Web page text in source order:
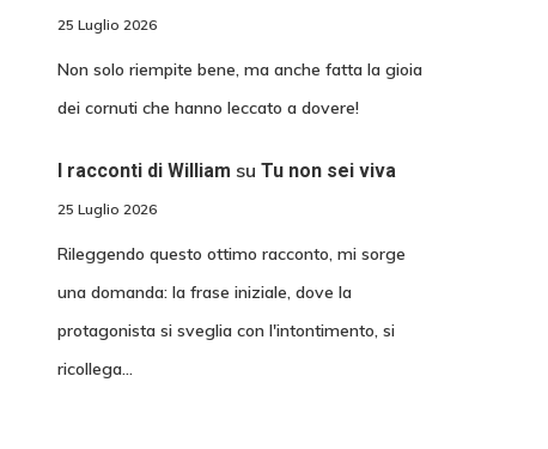
25 Luglio 2026
Non solo riempite bene, ma anche fatta la gioia
dei cornuti che hanno leccato a dovere!
I racconti di William su Tu non sei viva
25 Luglio 2026
Rileggendo questo ottimo racconto, mi sorge
una domanda: la frase iniziale, dove la
protagonista si sveglia con l'intontimento, si
ricollega…